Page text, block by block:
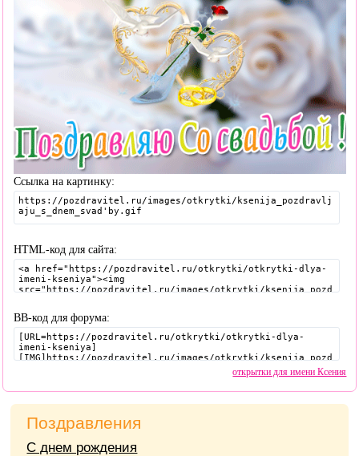
Ссылка на картинку:
HTML-код для сайта:
BB-код для форума:
открытки для имени Ксения
Поздравления
С днем рождения